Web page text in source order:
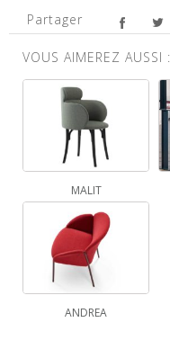
Partager
VOUS AIMEREZ AUSSI :
MALIT
ANDREA